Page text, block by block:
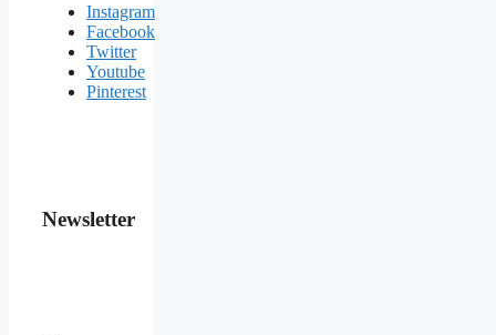
Instagram
Facebook
Twitter
Youtube
Pinterest
Newsletter